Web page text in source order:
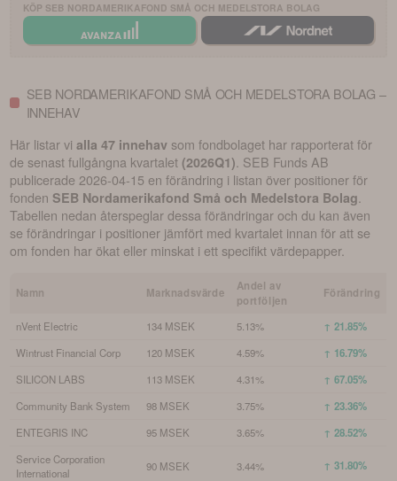
KÖP SEB NORDAMERIKAFOND SMÅ OCH MEDELSTORA BOLAG
SEB NORDAMERIKAFOND SMÅ OCH MEDELSTORA BOLAG –
INNEHAV
Här listar vialla 47 innehav som fondbolaget har rapporterat för
de senast fullgångna kvartalet (2026Q1). SEB Funds AB
publicerade2026-04-15 en förändring i listan över positioner för
fonden SEB Nordamerikafond Små och Medelstora Bolag.
Tabellen nedan återspeglar dessa förändringar och du kan även
se förändringar i positioner jämfört med kvartalet innan för att se
om fonden har ökat eller minskat i ett specifikt värdepapper.
Namn Marknadsvärde
Andel av
portföljen
Förändring
nVent Electric 134 MSEK 5.13% ↑ 21.85%
Wintrust Financial Corp 120 MSEK 4.59% ↑ 16.79%
SILICON LABS 113 MSEK 4.31% ↑ 67.05%
Community Bank System 98 MSEK 3.75% ↑ 23.36%
ENTEGRIS INC 95 MSEK 3.65% ↑ 28.52%
Service Corporation
International
90 MSEK 3.44% ↑ 31.80%